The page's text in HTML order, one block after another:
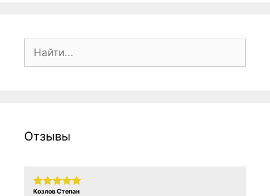
Поиск:
Отзывы
Козлов Степан